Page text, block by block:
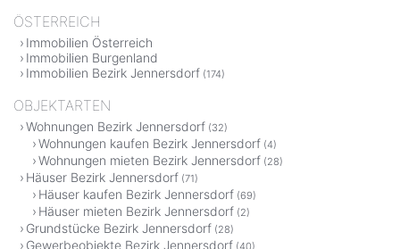
ÖSTERREICH
Immobilien Österreich
Immobilien Burgenland
Immobilien Bezirk Jennersdorf (174)
OBJEKTARTEN
Wohnungen Bezirk Jennersdorf (32)
Wohnungen kaufen Bezirk Jennersdorf (4)
Wohnungen mieten Bezirk Jennersdorf (28)
Häuser Bezirk Jennersdorf (71)
Häuser kaufen Bezirk Jennersdorf (69)
Häuser mieten Bezirk Jennersdorf (2)
Grundstücke Bezirk Jennersdorf (28)
Gewerbeobjekte Bezirk Jennersdorf (40)